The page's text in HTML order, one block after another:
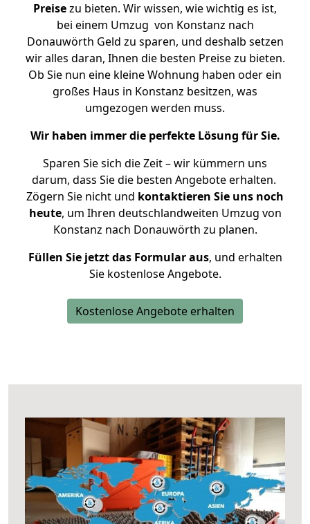
Preisezu bieten. Wir wissen, wie wichtig es ist,
bei einem Umzug von Konstanz nach
Donauwörth Geld zu sparen, und deshalb setzen
wir alles daran, Ihnen die besten Preise zu bieten.
Ob Sie nun eine kleine Wohnung haben oder ein
großes Haus in Konstanz besitzen, was
umgezogen werden muss.
Wir haben immer die perfekte Lösung für Sie.
Sparen Sie sich die Zeit – wir kümmern uns
darum, dass Sie die besten Angebote erhalten.
Zögern Sie nicht und kontaktieren Sie uns noch
heute, um Ihren deutschlandweiten Umzug von
Konstanz nach Donauwörth zu planen.
Füllen Sie jetzt das Formular aus, und erhalten
Sie kostenlose Angebote.
Kostenlose Angebote erhalten